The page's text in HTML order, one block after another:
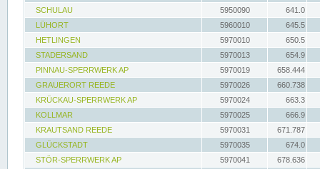
SCHULAU
5950090
641.0
LÜHORT
5960010
645.5
HETLINGEN
5970010
650.5
STADERSAND
5970013
654.9
PINNAU-SPERRWERK AP
5970019
658.444
GRAUERORT REEDE
5970026
660.738
KRÜCKAU-SPERRWERK AP
5970024
663.3
KOLLMAR
5970025
666.9
KRAUTSAND REEDE
5970031
671.787
GLÜCKSTADT
5970035
674.0
STÖR-SPERRWERK AP
5970041
678.636